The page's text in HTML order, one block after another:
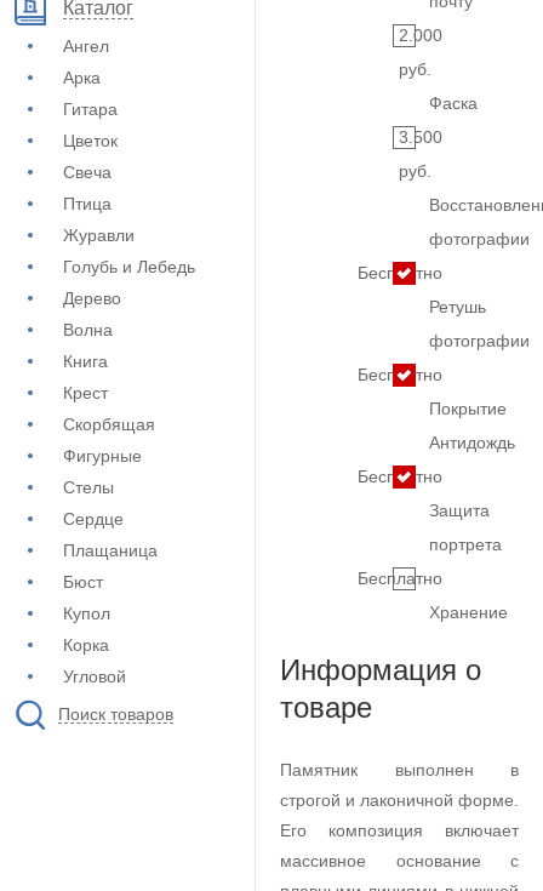
Каталог
Ангел
Арка
Гитара
Цветок
Свеча
Птица
Журавли
Голубь и Лебедь
Дерево
Волна
Книга
Крест
Скорбящая
Фигурные
Стелы
Сердце
Плащаница
Бюст
Купол
Корка
Угловой
Поиск товаров
2.000
руб.
Фаска
3.500
руб.
фотографии
Бесплатно
Ретушь
фотографии
Бесплатно
Покрытие
Антидождь
Бесплатно
Защита
портрета
Бесплатно
Хранение
Информация о
товаре
Памятник выполнен в
строгой и лаконичной форме.
Его композиция включает
массивное основание с